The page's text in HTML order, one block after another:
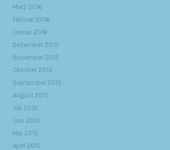
März 2016
Februar 2016
Januar 2016
Dezember 2015
November 2015
Oktober 2015
September 2015
August 2015
Juli 2015
Juni 2015
Mai 2015
April 2015